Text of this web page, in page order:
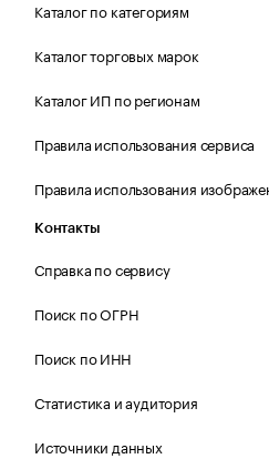
Каталог по категориям
Каталог торговых марок
Каталог ИП по регионам
Правила использования сервиса
Правила использования
Контакты
Справка по сервису
Поиск по ОГРН
Поиск по ИНН
Статистика и аудитория
Источники данных